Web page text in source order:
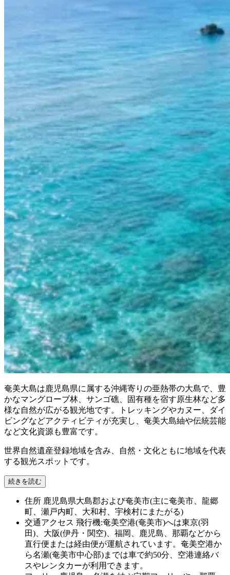
奄美大島は鹿児島県に属する沖縄寄りの亜熱帯の大島で、豊
かなマングローブ林、サンゴ礁、固有種を宿す原生林など多
様な自然が広がる観光地です。トレッキングやカヌー、ダイ
ビングなどアクティビティが充実し、奄美大島紬や伝統芸能
など文化資源も豊富です。
世界自然遺産登録地域を含み、自然・文化ともに地域を代表
する観光スポットです。
続きを読む
住所 鹿児島県大島郡および奄美市(主に奄美市、龍郷
町、瀬戸内町、大和村、宇検村にまたがる)
交通アクセス 飛行機:奄美空港(奄美市)へは東京(羽
田)、大阪(伊丹・関空)、福岡、鹿児島、那覇などから
直行便または経由便が運航されています。奄美空港か
ら名瀬(奄美市中心部)までは車で約50分、空港連絡バ
スやレンタカーが利用できます。